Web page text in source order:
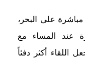
على البحر،
عند المساء مع
اللقاء أكثر دفئاً